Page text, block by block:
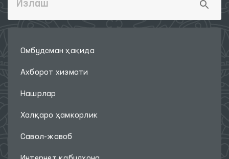
Омбудсман ҳақида
Ахборот хизмати
Нашрлар
Халқаро ҳамкорлик
Савол-жавоб